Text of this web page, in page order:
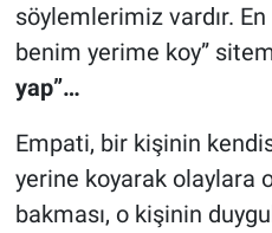
söylemlerimiz vardır.
benim yerime koy”
yap”…
Empati, bir kişinin
yerine koyarak olaylara
bakması, o kişinin